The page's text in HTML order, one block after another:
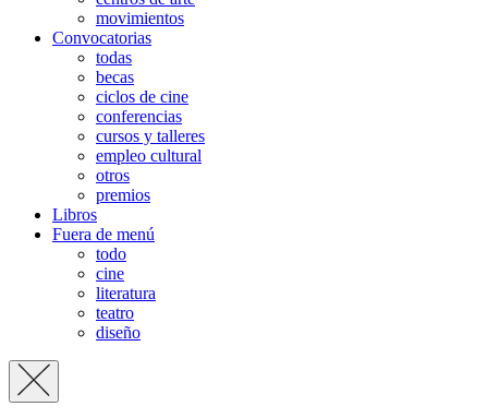
movimientos
Convocatorias
todas
becas
ciclos de cine
conferencias
cursos y talleres
empleo cultural
otros
premios
Libros
Fuera de menú
todo
cine
literatura
teatro
diseño